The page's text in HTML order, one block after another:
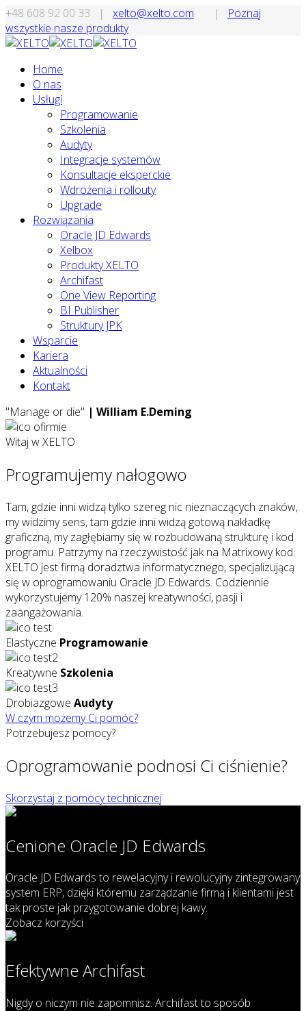
+48 608 92 00 33 | xelto@xelto.com | Poznaj
wszystkie nasze produkty
Home
O nas
Usługi
Programowanie
Szkolenia
Audyty
Integracje systemów
Konsultacje eksperckie
Wdrożenia i rollouty
Upgrade
Rozwiązania
Oracle JD Edwards
Xelbox
Produkty XELTO
Archifast
One View Reporting
BI Publisher
Struktury JPK
Wsparcie
Kariera
Aktualności
Kontakt
"Manage or die" | William E.Deming
Witaj w XELTO
Programujemy nałogowo
Tam, gdzie inni widzą tylko szereg nic nieznaczących znaków,
my widzimy sens, tam gdzie inni widzą gotową nakładkę
graficzną, my zagłębiamy się w rozbudowaną strukturę i kod
programu. Patrzymy na rzeczywistość jak na Matrixowy kod.
XELTO jest firmą doradztwa informatycznego, specjalizującą
się w oprogramowaniu Oracle JD Edwards. Codziennie
wykorzystujemy 120% naszej kreatywności, pasji i
zaangażowania.
Elastyczne Programowanie
Kreatywne Szkolenia
Drobiazgowe Audyty
W czym możemy Ci pomóc?
Potrzebujesz pomocy?
Oprogramowanie podnosi Ci ciśnienie?
Skorzystaj z pomocy technicznej
Cenione Oracle JD Edwards
Oracle JD Edwards to rewelacyjny i rewolucyjny zintegrowany
system ERP, dzięki któremu zarządzanie firmą i klientami jest
tak proste jak przygotowanie dobrej kawy.
Zobacz korzyści
Efektywne Archifast
Nigdy o niczym nie zapomnisz. Archifast to sposób